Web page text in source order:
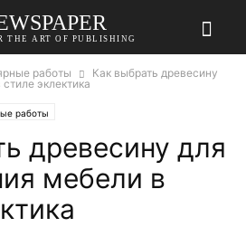
THE ART OF PUBLISHING
работы
Как выбрать древесину
эклектика
работы
древесину для
мебели в